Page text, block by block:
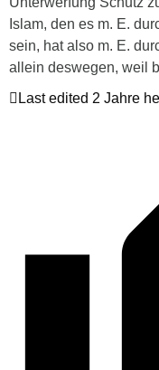
Islam, den es m. E.
sein, hat also m. E.
allein deswegen, weil
Last edited 2 Jahre